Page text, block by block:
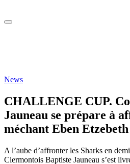
News
CHALLENGE CUP.
Jauneau se prépare à
méchant Eben Etzebeth
A l’aube d’affronter les Sharks en
Clermontois Baptiste Jauneau s’est